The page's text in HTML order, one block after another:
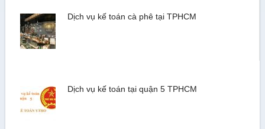
Dịch vụ kế toán cà phê tại TPHCM
Dịch vụ kế toán tại quận 5 TPHCM